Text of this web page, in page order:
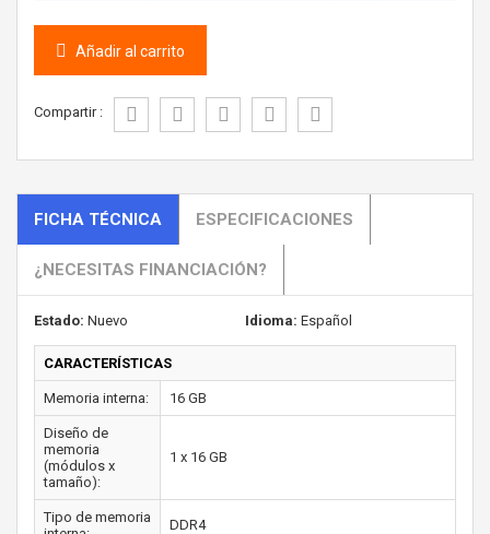
Añadir al carrito
Compartir :
FICHA TÉCNICA ESPECIFICACIONES
¿NECESITAS FINANCIACIÓN?
Estado: Nuevo Idioma: Español
CARACTERÍSTICAS
Memoria interna: 16 GB
Diseño de
memoria
(módulos x
tamaño):
1 x 16 GB
Tipo de memoria
DDR4